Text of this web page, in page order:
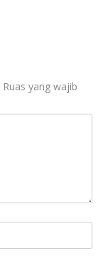
Ruas yang wajib